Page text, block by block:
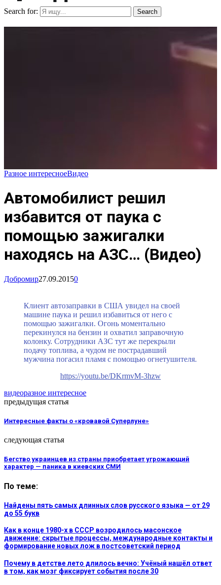
Search for: Search
Разное интересноеВидео
Автомобилист решил
избавится от паука с
помощью зажигалки
находясь на АЗС… (Видео)
Добромир27.09.20150
Клиент автозаправки в США увидел на своей
машине паука и решил избавиться от него с
помощью зажигалки. Огонь моментально
перекинулся на бензин и охватил заправочную
колонку. Сотрудники АЗС тут же перекрыли
подачу топлива, а чудом не пострадавший
мужчина погасил пламя с помощью огнетушителя.
https://youtu.be/DKrmvM-3hzw
видеоразное интересное
предыдущая статья
Интересные факты о «кровавой Суперлуне»
следующая статья
Бегство украинцев из страны приобретает угрожающий
характер — паника в киевских СМИ
По теме:
Найдены пять самых длинных слов русского языка — от 29
до 55 букв
Как в конце 1980-х в СССР возродилось масонское
движение: скрытые процессы, международные контакты и
формирование новых лож в постсоветский период
Почему в детстве лето длилось вечно: Учёный нашёл ответ
в том, как мозг фиксирует события после 30